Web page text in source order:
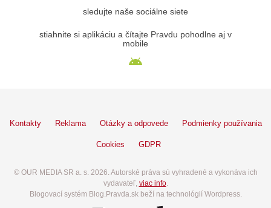
sledujte naše sociálne siete
stiahnite si aplikáciu a čítajte Pravdu pohodlne aj v
mobile
Kontakty Reklama Otázky a odpovede Podmienky používania
Cookies GDPR
© OUR MEDIA SR a. s. 2026. Autorské práva sú vyhradené a vykonáva ich
vydavateľ, viac info.
Blogovací systém Blog.Pravda.sk beží na technológií Wordpress.